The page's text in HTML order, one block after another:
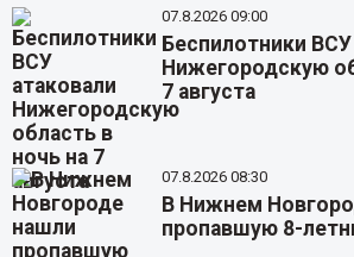
07.8.2026 09:00
Беспилотники
Нижегородскую
7 августа
07.8.2026 08:30
В Нижнем
пропавшую 8-